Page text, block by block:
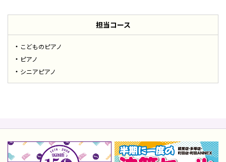
担当コース
こどものピアノ
ピアノ
シニアピアノ